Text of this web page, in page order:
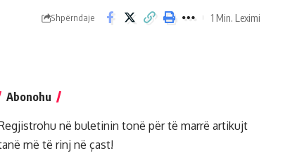
Shpërndaje 1 Min. Leximi
Abonohu
në buletinin tonë për të marrë artikujt
më të rinj në çast!